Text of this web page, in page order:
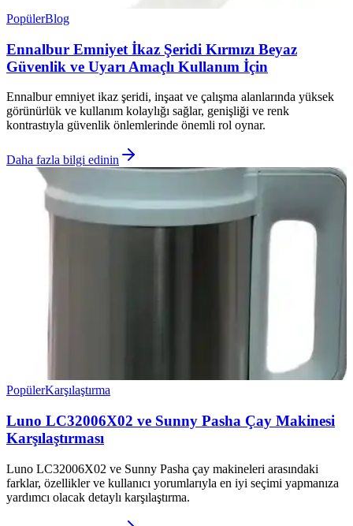
PopülerBlog
Ennalbur Emniyet İkaz Şeridi Kırmızı Beyaz
Güvenlik ve Uyarı Amaçlı Kullanım İçin
Ennalbur emniyet ikaz şeridi, inşaat ve çalışma alanlarında yüksek
görünürlük ve kullanım kolaylığı sağlar, genişliği ve renk
kontrastıyla güvenlik önlemlerinde önemli rol oynar.
Daha fazla bilgi edinin
PopülerKarşılaştırma
Luno LC32006X02 ve Sunny Pasha Çay Makinesi
Karşılaştırması
Luno LC32006X02 ve Sunny Pasha çay makineleri arasındaki
farklar, özellikler ve kullanıcı yorumlarıyla en iyi seçimi yapmanıza
yardımcı olacak detaylı karşılaştırma.